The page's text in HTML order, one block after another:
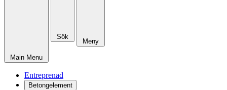
Main Menu
Sök
Meny
Entreprenad
Betongelement